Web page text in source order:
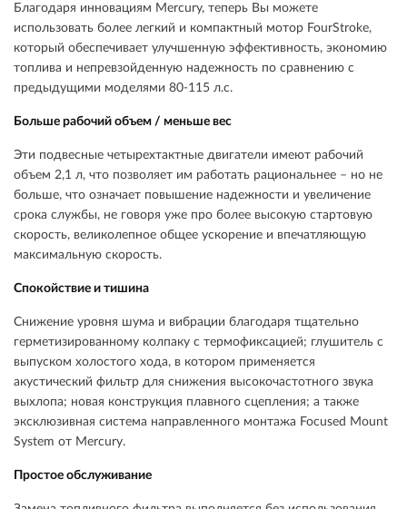
Благодаря инновациям Mercury, теперь Вы можете
использовать более легкий и компактный мотор FourStroke,
который обеспечивает улучшенную эффективность, экономию
топлива и непревзойденную надежность по сравнению с
предыдущими моделями 80-115 л.с.
Больше рабочий объем / меньше вес
Эти подвесные четырехтактные двигатели имеют рабочий
объем 2,1 л, что позволяет им работать рациональнее – но не
больше, что означает повышение надежности и увеличение
срока службы, не говоря уже про более высокую стартовую
скорость, великолепное общее ускорение и впечатляющую
максимальную скорость.
Спокойствие и тишина
Снижение уровня шума и вибрации благодаря тщательно
герметизированному колпаку с термофиксацией; глушитель с
выпуском холостого хода, в котором применяется
акустический фильтр для снижения высокочастотного звука
выхлопа; новая конструкция плавного сцепления; а также
эксклюзивная система направленного монтажа Focused Mount
System от Mercury.
Простое обслуживание